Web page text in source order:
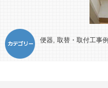
便器, 取替・取付工事例